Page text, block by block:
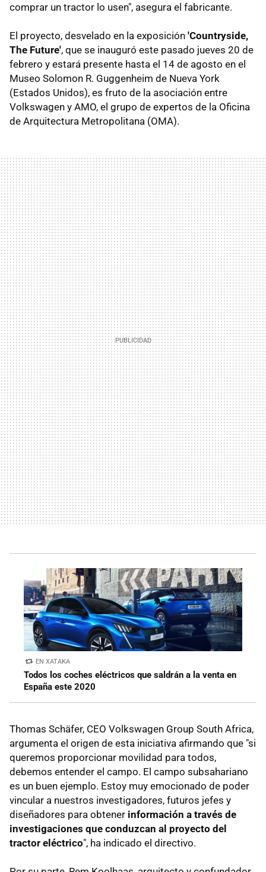
comprar un tractor lo usen", asegura el fabricante.
El proyecto, desvelado en la exposición 'Countryside,
The Future', que se inauguró este pasado jueves 20 de
febrero y estará presente hasta el 14 de agosto en el
Museo Solomon R. Guggenheim de Nueva York
(Estados Unidos), es fruto de la asociación entre
Volkswagen y AMO, el grupo de expertos de la Oficina
de Arquitectura Metropolitana (OMA).
EN XATAKA
Todos los coches eléctricos que saldrán a la venta en
España este 2020
Thomas Schäfer, CEO Volkswagen Group South Africa,
argumenta el origen de esta iniciativa afirmando que "si
queremos proporcionar movilidad para todos,
debemos entender el campo. El campo subsahariano
es un buen ejemplo. Estoy muy emocionado de poder
vincular a nuestros investigadores, futuros jefes y
diseñadores para obtener información a través de
investigaciones que conduzcan al proyecto del
tractor eléctrico", ha indicado el directivo.